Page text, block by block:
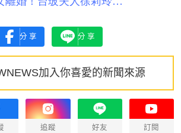
分享 分享
加入你喜愛的新聞來源
追蹤 好友 訂閱